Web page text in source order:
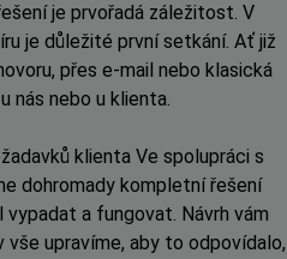
je prvořadá záležitost. V
je důležité první setkání. Ať již
přes e-mail nebo klasická
nás nebo u klienta.
klienta Ve spolupráci s
dohromady kompletní řešení
vypadat a fungovat. Návrh vám
upravíme, aby to odpovídalo,